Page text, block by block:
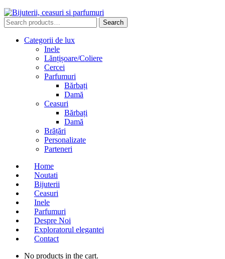
Search
for:
Search
Categorii de lux
Inele
Lănțișoare/Coliere
Cercei
Parfumuri
Bărbați
Damă
Ceasuri
Bărbați
Damă
Brățări
Personalizate
Parteneri
Home
Noutati
Bijuterii
Ceasuri
Inele
Parfumuri
Despre Noi
Exploratorul elegantei
Contact
No products in the cart.